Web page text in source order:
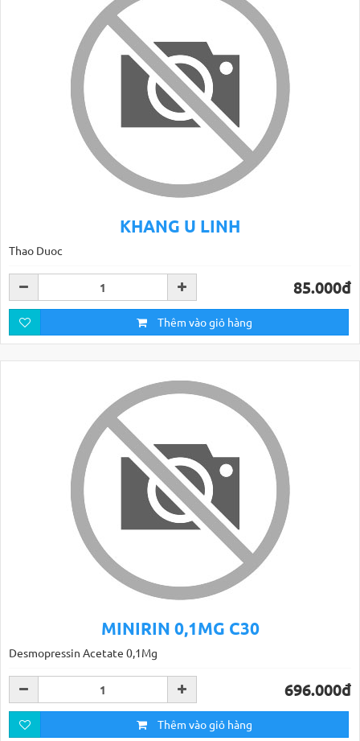
KHANG U LINH
Thao Duoc
85.000đ
Thêm vào giỏ hàng
MINIRIN 0,1MG C30
Desmopressin Acetate 0,1Mg
696.000đ
Thêm vào giỏ hàng